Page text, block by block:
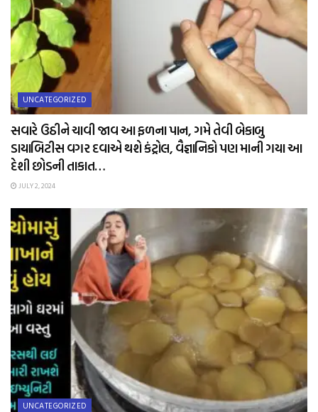
UNCATEGORIZED
સવારે ઉઠીને ચાવી જાવ આ ફળના પાન, ગમે તેવી બેકાબુ
ડાયાબિટીસ વગર દવાએ થશે કંટ્રોલ, વૈજ્ઞાનિકો પણ માની ગયા આ
દેશી છોડની તાકાત…
JULY 2, 2024
UNCATEGORIZED